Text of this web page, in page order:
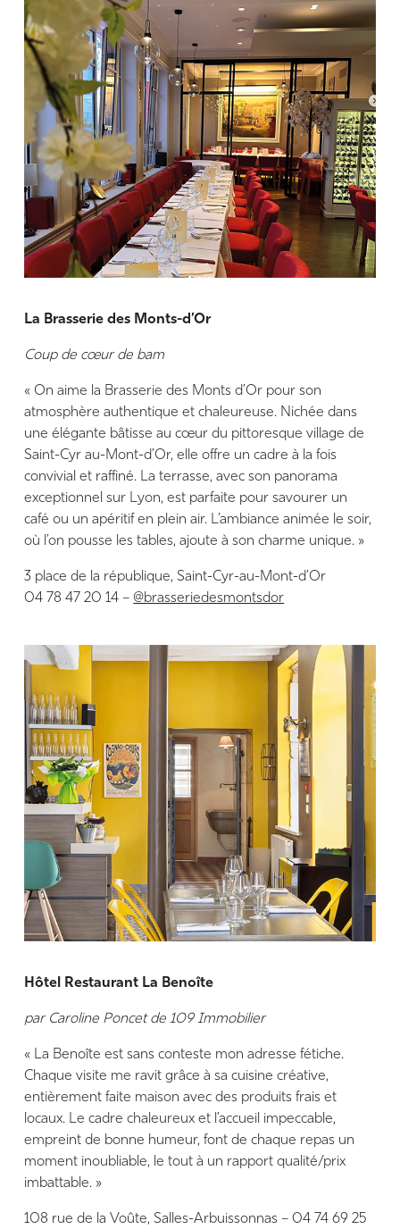
La Brasserie des Monts-d’Or
Coup de cœur de bam
« On aime la Brasserie des Monts d’Or pour son
atmosphère authentique et chaleureuse. Nichée dans
une élégante bâtisse au cœur du pittoresque village de
Saint-Cyr au-Mont-d’Or, elle offre un cadre à la fois
convivial et raffiné. La terrasse, avec son panorama
exceptionnel sur Lyon, est parfaite pour savourer un
café ou un apéritif en plein air. L’ambiance animée le soir,
où l’on pousse les tables, ajoute à son charme unique. »
3 place de la république, Saint-Cyr-au-Mont-d’Or
04 78 47 20 14 –@brasseriedesmontsdor
Hôtel Restaurant La Benoîte
par Caroline Poncet de 109 Immobilier
« La Benoîte est sans conteste mon adresse fétiche.
Chaque visite me ravit grâce à sa cuisine créative,
entièrement faite maison avec des produits frais et
locaux. Le cadre chaleureux et l’accueil impeccable,
empreint de bonne humeur, font de chaque repas un
moment inoubliable, le tout à un rapport qualité/prix
imbattable. »
108 rue de la Voûte, Salles-Arbuissonnas – 04 74 69 25